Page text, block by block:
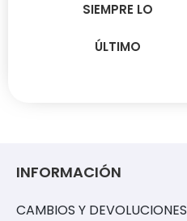
SIEMPRE LO
ÚLTIMO
INFORMACIÓN
CAMBIOS Y DEVOLUCIONES